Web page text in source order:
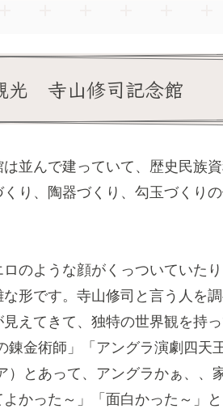
光 寺山修司記念館
並んで建っていて、歴史民族
り、陶器づくり、勾玉づくり
のような顔がくっついていたり
形です。寺山修司と言う人を
えてきて、独特の世界観を持
金術師」「アングラ演劇四天
とあって、アングラかぁ、、
かった～」「面白かった～」